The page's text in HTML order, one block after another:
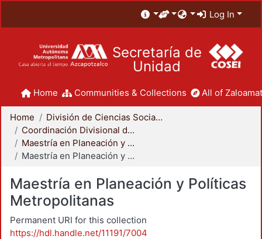
Log In
Secretaría de
Unidad
Home Communities & Collections All of
Home
División de Ciencias Sociales y Humanidades
Coordinación Divisional de Posgrado
Maestría en Planeación y Políticas Metropolitanas
Maestría en Planeación y Políticas Metropolitanas
Maestría en Planeación y Políticas
Metropolitanas
Permanent URI for this collection
https://hdl.handle.net/11191/7004